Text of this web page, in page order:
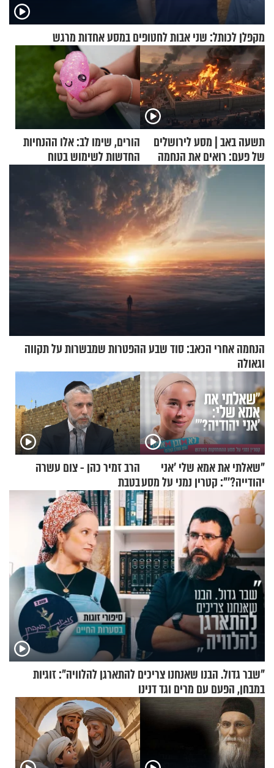
מקפלן לכותל: שני אבות לחטופים במסע אחדות מרגש
תשעה באב | מסע לירושלים
של פעם: רואים את הנחמה
הורים, שימו לב: אלו ההנחיות
החדשות לשימוש בטוח
בסקווישי לאחר מקרי אשפוז
הנחמה אחרי הכאב: סוד שבע ההפטרות שמבשרות על תקווה
וגאולה
"שאלתי את אמא שלי 'אני
יהודייה?'": קטרין נמני על מסע
ההתחזקות המרגש
הרב זמיר כהן - צום עשרה
בטבת
"שבר גדול. הבנו שאנחנו צריכים להתארגן להלוויה": זוגיות
במבחן, הפעם עם מרים וגד דנינו